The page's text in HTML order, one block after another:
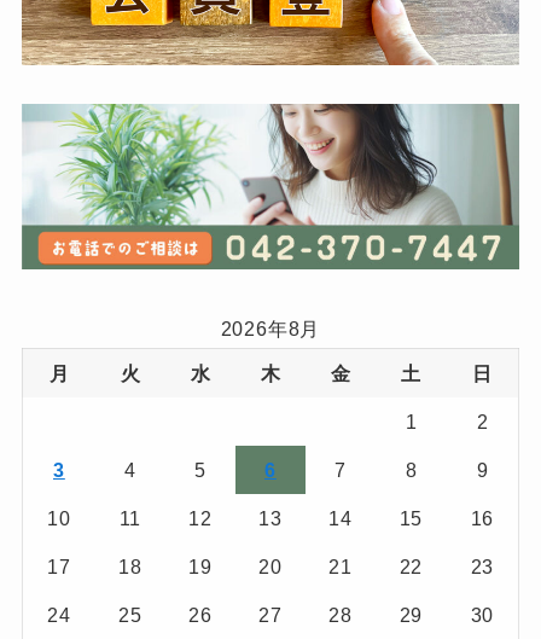
2026年8月
月 火 水 木 金 土 日
1 2
3 4 5 6 7 8 9
10 11 12 13 14 15 16
17 18 19 20 21 22 23
24 25 26 27 28 29 30